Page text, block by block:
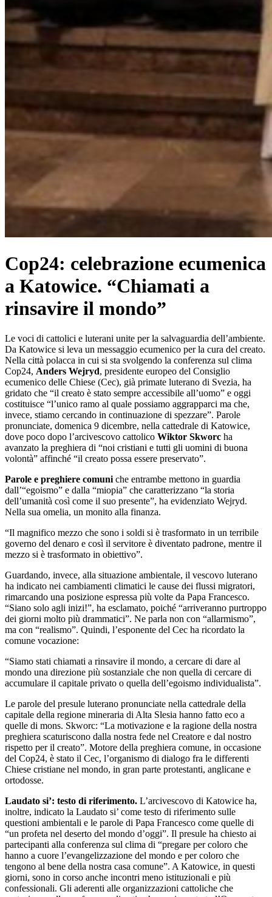
Cop24: celebrazione ecumenica
a Katowice. “Chiamati a
rinsavire il mondo”
Le voci di cattolici e luterani unite per la salvaguardia dell’ambiente.
Da Katowice si leva un messaggio ecumenico per la cura del creato.
Nella città polacca in cui si sta svolgendo la conferenza sul clima
Cop24, Anders Wejryd, presidente europeo del Consiglio
ecumenico delle Chiese (Cec), già primate luterano di Svezia, ha
gridato che “il creato è stato sempre accessibile all’uomo” e oggi
costituisce “l’unico ramo al quale possiamo aggrapparci ma che,
invece, stiamo cercando in continuazione di spezzare”. Parole
pronunciate, domenica 9 dicembre, nella cattedrale di Katowice,
dove poco dopo l’arcivescovo cattolico Wiktor Skworc ha
avanzato la preghiera di “noi cristiani e tutti gli uomini di buona
volontà” affinché “il creato possa essere preservato”.
Parole e preghiere comuni che entrambe mettono in guardia
dall’“egoismo” e dalla “miopia” che caratterizzano “la storia
dell’umanità così come il suo presente”, ha evidenziato Wejryd.
Nella sua omelia, un monito alla finanza.
“Il magnifico mezzo che sono i soldi si è trasformato in un terribile
governo del denaro e così il servitore è diventato padrone, mentre il
mezzo si è trasformato in obiettivo”.
Guardando, invece, alla situazione ambientale, il vescovo luterano
ha indicato nei cambiamenti climatici le cause dei flussi migratori,
rimarcando una posizione espressa più volte da Papa Francesco.
“Siano solo agli inizi!”, ha esclamato, poiché “arriveranno purtroppo
dei giorni molto più drammatici”. Ne parla non con “allarmismo”,
ma con “realismo”. Quindi, l’esponente del Cec ha ricordato la
comune vocazione:
“Siamo stati chiamati a rinsavire il mondo, a cercare di dare al
mondo una direzione più sostanziale che non quella di cercare di
accumulare il capitale privato o quella dell’egoismo individualista”.
Le parole del presule luterano pronunciate nella cattedrale della
capitale della regione mineraria di Alta Slesia hanno fatto eco a
quelle di mons. Skworc: “La motivazione e la ragione della nostra
preghiera scaturiscono dalla nostra fede nel Creatore e dal nostro
rispetto per il creato”. Motore della preghiera comune, in occasione
del Cop24, è stato il Cec, l’organismo di dialogo fra le differenti
Chiese cristiane nel mondo, in gran parte protestanti, anglicane e
ortodosse.
Laudato si’: testo di riferimento. L’arcivescovo di Katowice ha,
inoltre, indicato la Laudato si’ come testo di riferimento sulle
questioni ambientali e le parole di Papa Francesco come quelle di
“un profeta nel deserto del mondo d’oggi”. Il presule ha chiesto ai
partecipanti alla conferenza sul clima di “pregare per coloro che
hanno a cuore l’evangelizzazione del mondo e per coloro che
tengono al bene della nostra casa comune”. A Katowice, in questi
giorni, sono in corso anche incontri meno istituzionali e più
confessionali. Gli aderenti alle organizzazioni cattoliche che